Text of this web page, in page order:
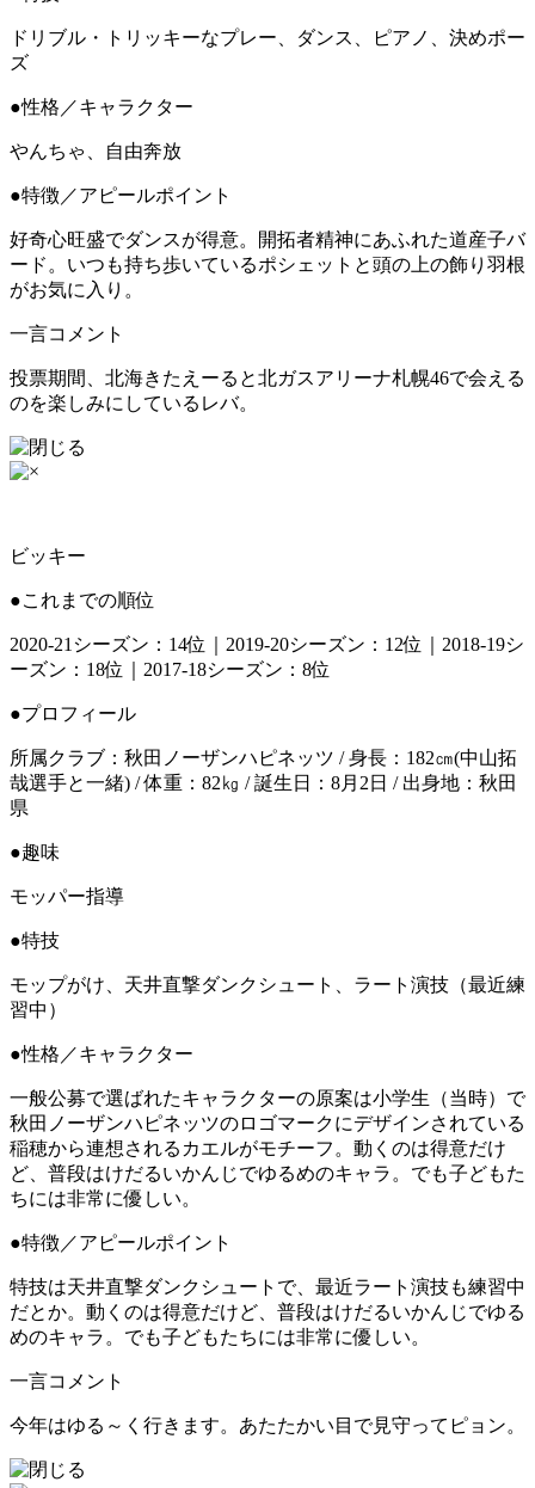
ドリブル・トリッキーなプレー、ダンス、ピアノ、決めポー
ズ
●性格／キャラクター
やんちゃ、自由奔放
●特徴／アピールポイント
好奇心旺盛でダンスが得意。開拓者精神にあふれた道産子バ
ード。いつも持ち歩いているポシェットと頭の上の飾り羽根
がお気に入り。
一言コメント
投票期間、北海きたえーると北ガスアリーナ札幌46で会える
のを楽しみにしているレバ。
ビッキー
●これまでの順位
2020-21シーズン：14位｜2019-20シーズン：12位｜2018-19シ
ーズン：18位｜2017-18シーズン：8位
●プロフィール
所属クラブ：秋田ノーザンハピネッツ / 身長：182㎝(中山拓
哉選手と一緒) / 体重：82㎏ / 誕生日：8月2日 / 出身地：秋田
県
●趣味
モッパー指導
●特技
モップがけ、天井直撃ダンクシュート、ラート演技（最近練
習中）
●性格／キャラクター
一般公募で選ばれたキャラクターの原案は小学生（当時）で
秋田ノーザンハピネッツのロゴマークにデザインされている
稲穂から連想されるカエルがモチーフ。動くのは得意だけ
ど、普段はけだるいかんじでゆるめのキャラ。でも子どもた
ちには非常に優しい。
●特徴／アピールポイント
特技は天井直撃ダンクシュートで、最近ラート演技も練習中
だとか。動くのは得意だけど、普段はけだるいかんじでゆる
めのキャラ。でも子どもたちには非常に優しい。
一言コメント
今年はゆる～く行きます。あたたかい目で見守ってピョン。